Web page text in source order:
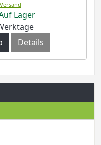
Versand
Lager
Details